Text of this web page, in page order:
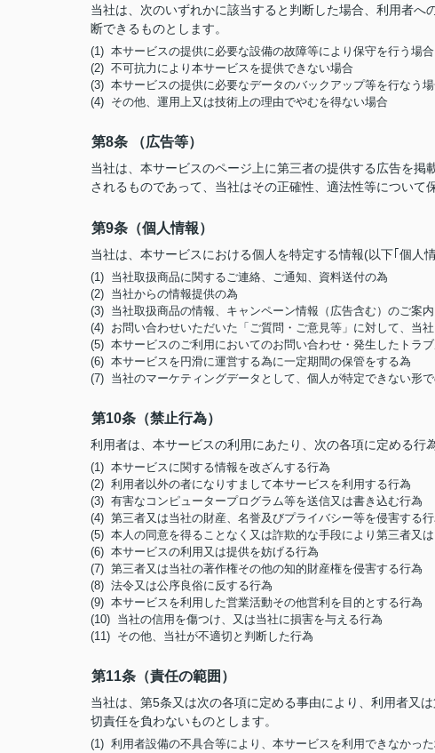
当社は、次のいずれかに該当すると判断した場合、利用者
断できるものとします。
(1) 本サービスの提供に必要な設備の故障等により保守を行う場合
(2) 不可抗力により本サービスを提供できない場合
(3) 本サービスの提供に必要なデータのバックアップ等を行なう
(4) その他、運用上又は技術上の理由でやむを得ない場合
第8条 （広告等）
当社は、本サービスのページ上に第三者の提供する広告を
されるものであって、当社はその正確性、適法性等について
第9条（個人情報）
当社は、本サービスにおける個人を特定する情報(以下｢個人
(1) 当社取扱商品に関するご連絡、ご通知、資料送付の為
(2) 当社からの情報提供の為
(3) 当社取扱商品の情報、キャンペーン情報（広告含む）のご案
(4) お問い合わせいただいた「ご質問・ご意見等」に対して、当
(5) 本サービスのご利用においてのお問い合わせ・発生したトラ
(6) 本サービスを円滑に運営する為に一定期間の保管をする為
(7) 当社のマーケティングデータとして、個人が特定できない形
第10条（禁止行為）
利用者は、本サービスの利用にあたり、次の各項に定める行
(1) 本サービスに関する情報を改ざんする行為
(2) 利用者以外の者になりすまして本サービスを利用する行為
(3) 有害なコンピュータープログラム等を送信又は書き込む行為
(4) 第三者又は当社の財産、名誉及びプライバシー等を侵害する
(5) 本人の同意を得ることなく又は詐欺的な手段により第三者又
(6) 本サービスの利用又は提供を妨げる行為
(7) 第三者又は当社の著作権その他の知的財産権を侵害する行為
(8) 法令又は公序良俗に反する行為
(9) 本サービスを利用した営業活動その他営利を目的とする行為
(10) 当社の信用を傷つけ、又は当社に損害を与える行為
(11) その他、当社が不適切と判断した行為
第11条（責任の範囲）
当社は、第5条又は次の各項に定める事由により、利用者又
切責任を負わないものとします。
(1) 利用者設備の不具合等により、本サービスを利用できなかっ